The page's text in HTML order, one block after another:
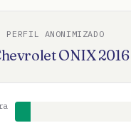
PERFIL ANONIMIZADO
ONIX2016